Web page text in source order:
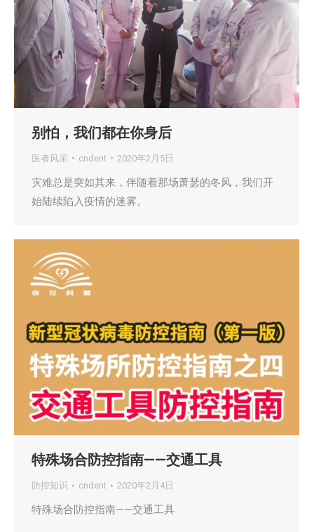
别怕，我们都在你身后
医者风采 cndent 2020年2月5日
灾难总是突如其来，伴随着那场萧瑟的冬风，我们开
始陆续陷入疫情的迷雾。
特殊场合防控指南——交通工具
防控知识 cndent 2020年2月4日
特殊场合防控指南——交通工具